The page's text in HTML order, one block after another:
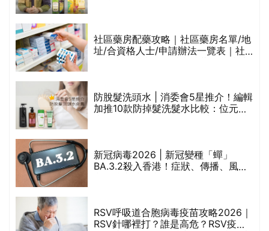
社區藥房配藥攻略｜社區藥房名單/地
址/合資格人士/申請辦法一覽表｜社
防脫髮洗頭水 | 消委會5星推介！編輯
加推10款防掉髮洗髮水比較：位元
新冠病毒2026 | 新冠變種「蟬」
BA.3.2殺入香港！症狀、傳播、風險
RSV呼吸道合胞病毒疫苗攻略2026｜
RSV針哪裡打？誰是高危？RSV疫苗